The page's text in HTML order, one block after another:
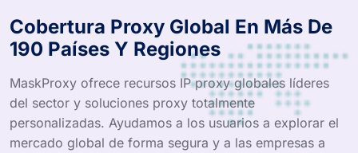
Cobertura Proxy Global En Más De
190 Países Y Regiones
MaskProxy ofrece recursos IP proxy globales líderes
del sector y soluciones proxy totalmente
personalizadas. Ayudamos a los usuarios a explorar el
mercado global de forma segura y a las empresas a